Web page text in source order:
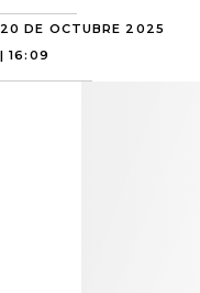
20 DE OCTUBRE 2025
| 16:09